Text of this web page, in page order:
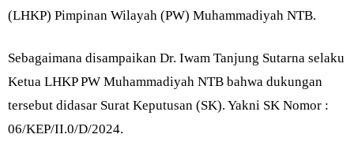
(LHKP) Pimpinan Wilayah (PW) Muhammadiyah NTB.
Sebagaimana disampaikan Dr. Iwam Tanjung Sutarna selaku
Ketua LHKP PW Muhammadiyah NTB bahwa dukungan
tersebut didasar Surat Keputusan (SK). Yakni SK Nomor :
06/KEP/II.0/D/2024.